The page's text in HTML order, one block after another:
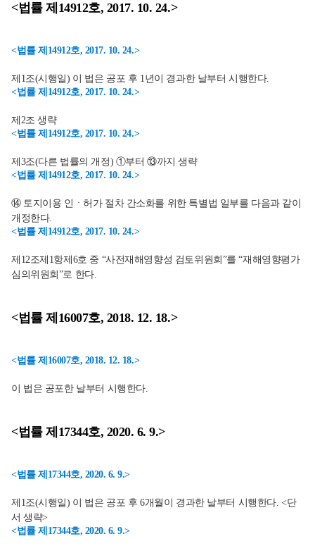
<법률 제14912호, 2017. 10. 24.>
<법률 제14912호, 2017. 10. 24.>
제1조(시행일) 이 법은 공포 후 1년이 경과한 날부터 시행한다.
<법률 제14912호, 2017. 10. 24.>
제2조 생략
<법률 제14912호, 2017. 10. 24.>
제3조(다른 법률의 개정) ①부터 ⑬까지 생략
<법률 제14912호, 2017. 10. 24.>
⑭ 토지이용 인ㆍ허가 절차 간소화를 위한 특별법 일부를 다음과 같이
개정한다.
<법률 제14912호, 2017. 10. 24.>
제12조제1항제6호 중 “사전재해영향성 검토위원회”를 “재해영향평가
심의위원회”로 한다.
<법률 제16007호, 2018. 12. 18.>
<법률 제16007호, 2018. 12. 18.>
이 법은 공포한 날부터 시행한다.
<법률 제17344호, 2020. 6. 9.>
<법률 제17344호, 2020. 6. 9.>
제1조(시행일) 이 법은 공포 후 6개월이 경과한 날부터 시행한다. <단
서 생략>
<법률 제17344호, 2020. 6. 9.>